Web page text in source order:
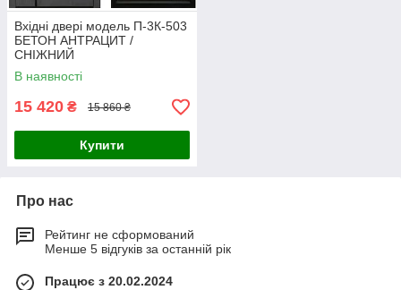
Вхідні двері модель П-3К-503
БЕТОН АНТРАЦИТ /
СНІЖНИЙ
В наявності
15 420 ₴ 15 860 ₴
Купити
Про нас
Рейтинг не сформований
Менше 5 відгуків за останній рік
Працює з 20.02.2024